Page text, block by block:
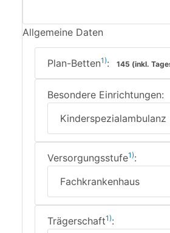
Allgemeine Daten
Plan-Betten1): 145 (inkl.
Besondere Einrichtungen:
Kinderspezialambulanz
Versorgungsstufe1):
Fachkrankenhaus
Trägerschaft1):